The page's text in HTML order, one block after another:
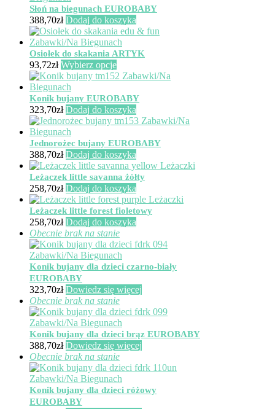
Słoń na biegunach EUROBABY
388,70zł Dodaj do koszyka
Osiołek do skakania ARTYK
93,72zł Wybierz opcjeTen
produkt
wiele
wariantów.
Opcje
wybrać
na
stronie
produktu
Konik bujany EUROBABY
323,70zł Dodaj do koszyka
Jednorożec bujany EUROBABY
388,70zł Dodaj do koszyka
Leżaczek little savanna żółty
258,70zł Dodaj do koszyka
Leżaczek little forest fioletowy
258,70zł Dodaj do koszyka
Obecnie brak na stanie
Konik bujany dla dzieci czarno-biały
EUROBABY
323,70zł Dowiedz się więcej
Obecnie brak na stanie
Konik bujany dla dzieci brąz EUROBABY
388,70zł Dowiedz się więcej
Obecnie brak na stanie
Konik bujany dla dzieci różowy
EUROBABY